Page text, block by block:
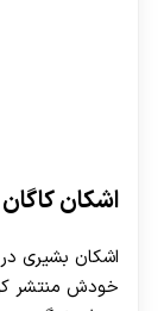
اشکان
اشکان بشیری
خودش منتشر